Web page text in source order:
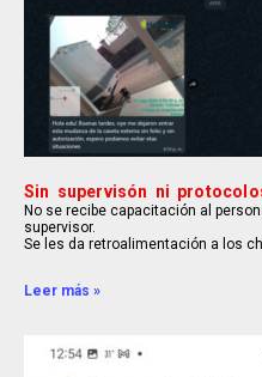
Sin supervisón ni
No se recibe capacitación al
supervisor.
Se les da retroalimentación a los
Leer más »